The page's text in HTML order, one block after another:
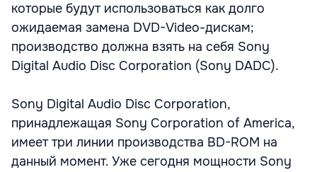
которые будут использоваться как долго
ожидаемая замена DVD-Video-дискам;
производство должна взять на себя Sony
Digital Audio Disc Corporation (Sony DADC).
Sony Digital Audio Disc Corporation,
принадлежащая Sony Corporation of America,
имеет три линии производства BD-ROM на
данный момент. Уже сегодня мощности Sony